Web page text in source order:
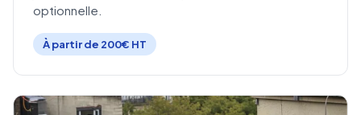
optionnelle.
À partir de 200€ HT